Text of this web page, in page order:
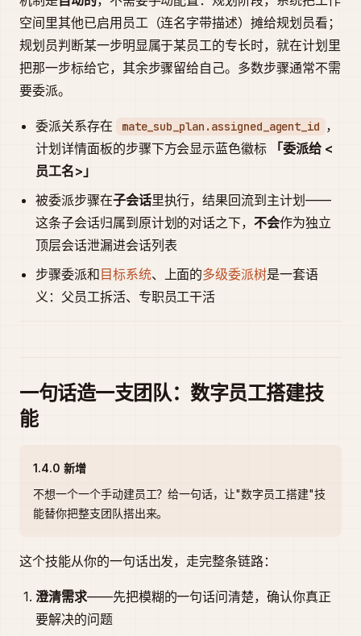
空间里其他已启用员工（连名字带描述）摊给规划员看；
规划员判断某一步明显属于某员工的专长时，就在计划里
把那一步标给它，其余步骤留给自己。多数步骤通常不需
要委派。
委派关系存在 mate_sub_plan.assigned_agent_id ，
计划详情面板的步骤下方会显示蓝色徽标
「委派给 <
员工名>」
被委派步骤在子会话里执行，结果回流到主计划——
这条子会话归属到原计划的对话之下，不会作为独立
顶层会话泄漏进会话列表
步骤委派和 目标系统、上面的多级委派树是一套语
义：父员工拆活、专职员工干活
一句话造一支团队：数字员工搭建技
能
1.4.0 新增
不想一个一个手动建员工？给一句话，让"数字员工搭建"技
能替你把整支团队搭出来。
这个技能从你的一句话出发，走完整条链路：
澄清需求——先把模糊的一句话问清楚，确认你真正
要解决的问题